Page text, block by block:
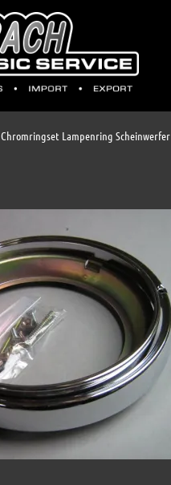
Chromringset Lampenring Scheinwerfer